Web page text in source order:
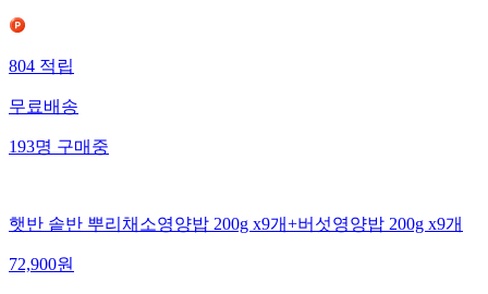
804 적립
무료배송
193명 구매중
햇반 솥반 뿌리채소영양밥 200g x9개+버섯영양밥 200g x9개
72,900원